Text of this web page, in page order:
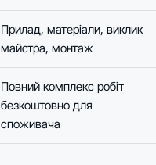
Прилад, матеріали, виклик
майстра, монтаж
Повний комплекс робіт
безкоштовно для
споживача